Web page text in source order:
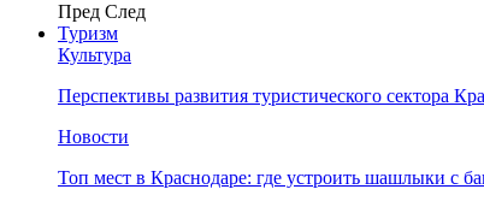
Пред След
Туризм
Культура
Перспективы развития туристического сектора
Новости
Топ мест в Краснодаре: где устроить шашлыки с